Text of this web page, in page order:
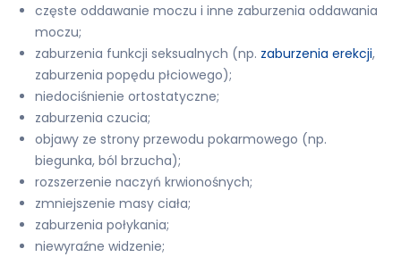
częste oddawanie moczu i inne zaburzenia oddawania
moczu;
zaburzenia funkcji seksualnych (np. zaburzenia erekcji,
zaburzenia popędu płciowego);
niedociśnienie ortostatyczne;
zaburzenia czucia;
objawy ze strony przewodu pokarmowego (np.
biegunka, ból brzucha);
rozszerzenie naczyń krwionośnych;
zmniejszenie masy ciała;
zaburzenia połykania;
niewyraźne widzenie;